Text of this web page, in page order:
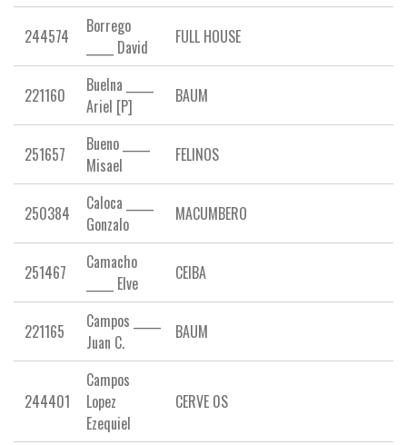
244574
Borrego
_____ David
FULL HOUSE
221160
Buelna _____
Ariel [P]
BAUM
251657
Bueno _____
Misael
FELINOS
250384
Caloca _____
Gonzalo
MACUMBERO
251467
Camacho
_____ Elve
CEIBA
221165
Campos _____
Juan C.
BAUM
244401
Campos
Lopez
Ezequiel
CERVE 0S